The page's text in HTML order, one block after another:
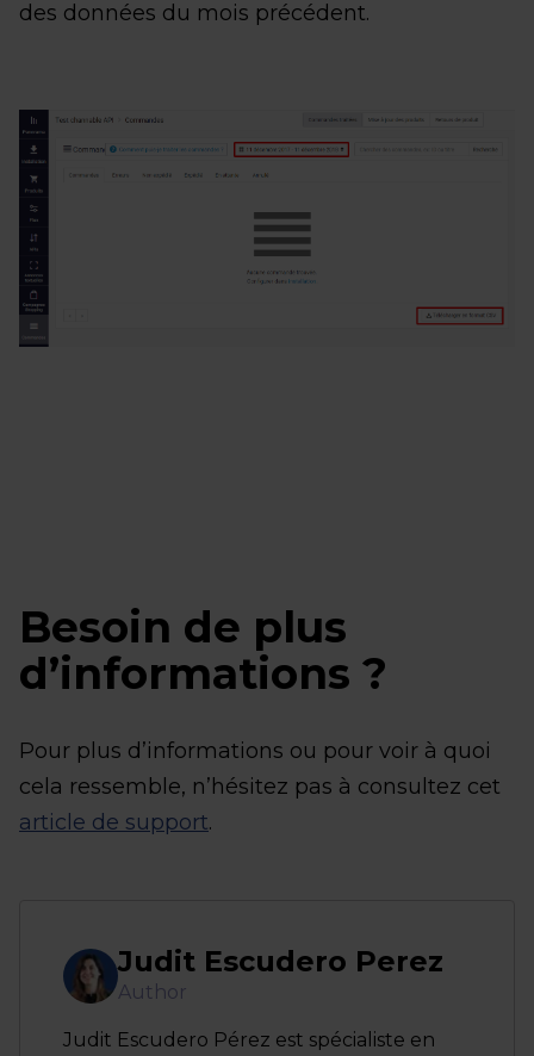
des données du mois précédent.
Besoin de plus
d’informations ?
Pour plus d’informations ou pour voir à quoi
cela ressemble, n’hésitez pas à consultez cet
article de support.
Judit Escudero Perez
Author
Judit Escudero Pérez est spécialiste en